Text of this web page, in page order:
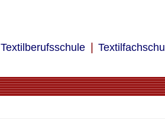
Textilberufsschule